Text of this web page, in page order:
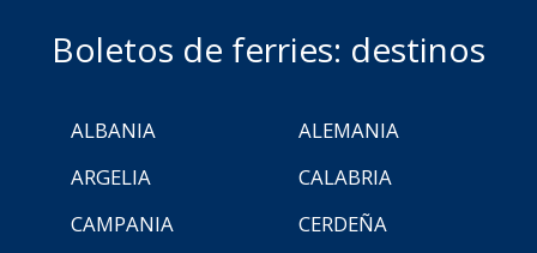
Boletos de ferries: destinos
ALBANIA
ALEMANIA
ARGELIA
CALABRIA
CAMPANIA
CERDEÑA